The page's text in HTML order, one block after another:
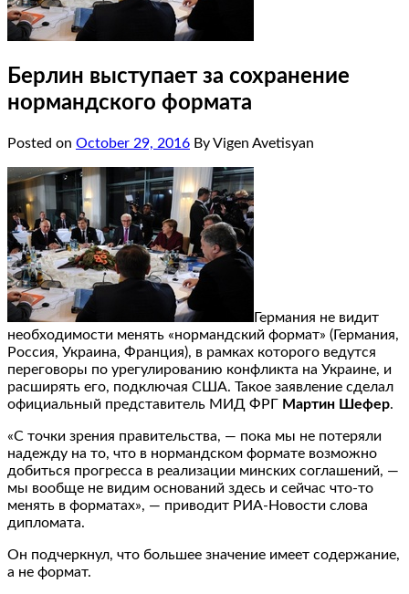
Берлин выступает за сохранение
нормандского формата
Posted on October 29, 2016 By Vigen Avetisyan
Германия не видит
необходимости менять «нормандский формат» (Германия,
Россия, Украина, Франция), в рамках которого ведутся
переговоры по урегулированию конфликта на Украине, и
расширять его, подключая США. Такое заявление сделал
официальный представитель МИД ФРГ Мартин Шефер.
«С точки зрения правительства, — пока мы не потеряли
надежду на то, что в нормандском формате возможно
добиться прогресса в реализации минских соглашений, —
мы вообще не видим оснований здесь и сейчас что-то
менять в форматах», — приводит РИА-Новости слова
дипломата.
Он подчеркнул, что большее значение имеет содержание,
а не формат.